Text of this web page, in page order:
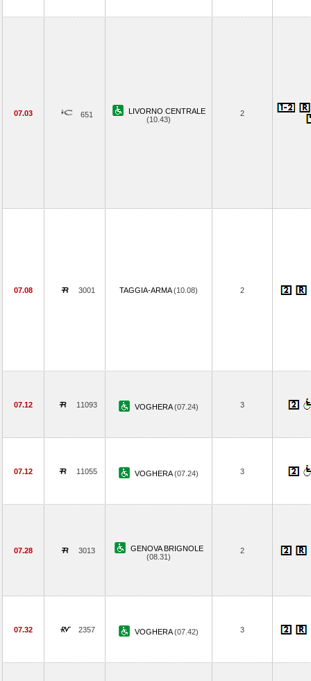
07.03 651
LIVORNO CENTRALE
(10.43)
2
07.08 3001 TAGGIA-ARMA(10.08) 2
07.12 11093 VOGHERA(07.24) 3
07.12 11055 VOGHERA(07.24) 3
07.28 3013
GENOVA BRIGNOLE
(08.31)
2
07.32 2357 VOGHERA(07.42) 3